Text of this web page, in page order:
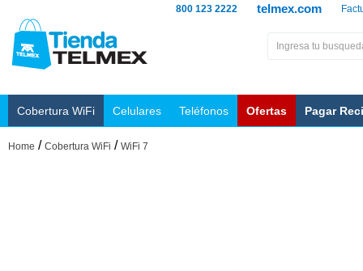
telmex.com
800 123 2222
Cobertura WiFi Celulares Teléfonos Ofertas Pagar
Home / Cobertura WiFi / WiFi 7